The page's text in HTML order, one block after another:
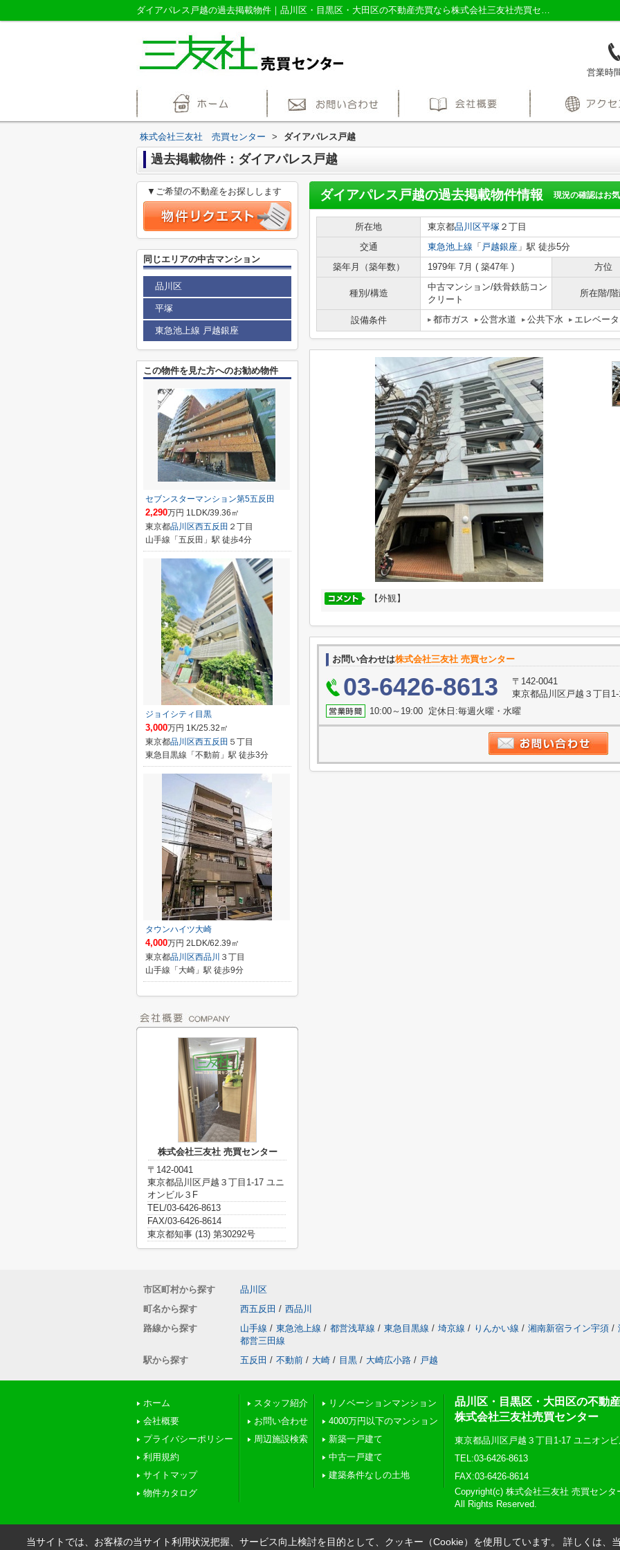
ダイアパレス戸越の過去掲載物件｜品川区・目黒区・大田区の不動産売買なら株式会社三友社売買センター
営業時
株式会社三友社 売買センター > ダイアパレス戸越
過去掲載物件：ダイアパレス戸越
ダイアパレス戸越の過去掲載物件情報 現況の確認はお
所在地 東京都品川区平塚 ２丁目
交通
東急池上線 「 戸越銀座 」駅 徒歩5分
築年月（築年数）
1979年 7月 ( 築47年 ) 方位
種別/構造
中古マンション/鉄骨鉄筋コン
クリート
所在階/
設備条件 都市ガス 公営水道 公共下水 エレベー
【外観】
お問い合わせは株式会社三友社 売買センター
03-6426-8613
〒142-0041
東京都品川区戸越３丁目
10:00～19:00 定休日:毎週火曜・水曜
▼ご希望の不動産をお探しします
同じエリアの中古マンション
品川区
平塚
東急池上線 戸越銀座
この物件を見た方へのお勧め物件
セブンスターマンション第5五反田
2,290万円 1LDK/39.36㎡
東京都品川区西五反田 ２丁目
山手線「五反田」駅 徒歩4分
ジョイシティ目黒
3,000万円 1K/25.32㎡
東京都品川区西五反田 ５丁目
東急目黒線「不動前」駅 徒歩3分
タウンハイツ大崎
4,000万円 2LDK/62.39㎡
東京都品川区西品川 ３丁目
山手線「大崎」駅 徒歩9分
株式会社三友社 売買センター
〒142-0041
東京都品川区戸越３丁目1-17 ユニ
オンビル３F
TEL/03-6426-8613
FAX/03-6426-8614
東京都知事 (13) 第30292号
市区町村から探す
品川区
町名から探す
西五反田 / 西品川
路線から探す
山手線 / 東急池上線 / 都営浅草線 / 東急目黒線 / 埼京線 / りんかい線 / 湘南新宿ライン宇須 /
都営三田線
駅から探す
五反田 / 不動前 / 大崎 / 目黒 / 大崎広小路 / 戸越
ホーム
会社概要
プライバシーポリシー
利用規約
サイトマップ
物件カタログ
スタッフ紹介
お問い合わせ
周辺施設検索
リノベーションマンション
4000万円以下のマンション
新築一戸建て
中古一戸建て
建築条件なしの土地
品川区・目黒区・大田区の不動
株式会社三友社売買センター
東京都品川区戸越３丁目1-17 ユニオン
TEL:03-6426-8613
FAX:03-6426-8614
Copyright(c) 株式会社三友社 売買センタ
All Rights Reserved.
当サイトでは、お客様の当サイト利用状況把握、サービス向上検討を目的として、クッキー（Cookie）を使用しています。 詳しくは、